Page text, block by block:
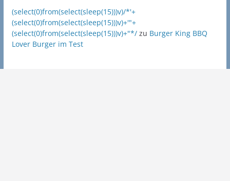
(select(0)from(select(sleep(15)))v)/*'+
(select(0)from(select(sleep(15)))v)+'"+
(select(0)from(select(sleep(15)))v)+"*/zu Burger King BBQ
Lover Burger im Test